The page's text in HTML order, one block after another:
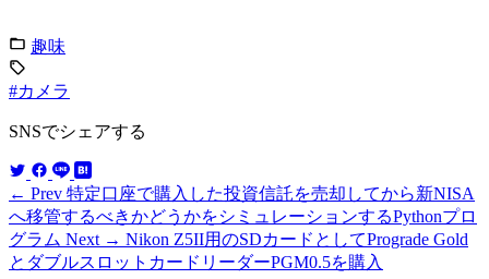
趣味
#カメラ
SNSでシェアする
← Prev 特定口座で購入した投資信託を売却してから新NISA
へ移管するべきかどうかをシミュレーションするPythonプロ
グラム Next → Nikon Z5II用のSDカードとしてPrograde Gold
とダブルスロットカードリーダーPGM0.5を購入